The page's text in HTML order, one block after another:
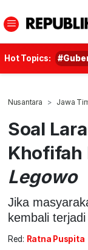
Hot Topics:
Nusantara Jawa
Soal
Khofifah
Legowo
Jika
kembali
Red: Ratna Puspita